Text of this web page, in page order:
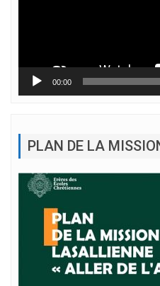
00:00
PLAN DE LA